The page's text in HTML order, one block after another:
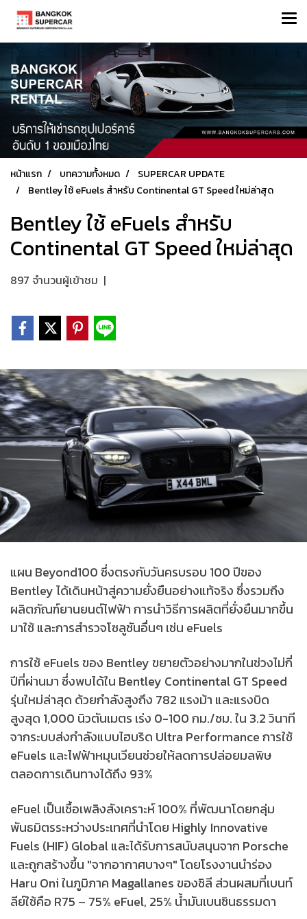
หน้าแรก บทความทั้งหมด
SUPERCAR UPDATE
Bentley ใช้ eFuels สำหรับ Continental GT Speed ​​ใหม่ล่าสุด
Bentley ใช้ eFuels สำหรับ
Continental GT Speed ​​ใหม่ล่าสุด
897 จำนวนผู้เข้าชม |
แผน Beyond100 ซึ่งตรงกับวันครบรอบ 100 ปีของ
Bentley ได้เดินหน้าสู่ความยั่งยืนอย่างแท้จริง ซึ่งรวมถึง
ผลิตภัณฑ์ยานยนต์ไฟฟ้า การนำวิธีการผลิตที่ยั่งยืนมากขึ้น
มาใช้ และการสำรวจโซลูชันอื่นๆ เช่น eFuels
การใช้ eFuels ของ Bentley ขยายตัวอย่างมากในช่วงไม่กี่
ปีที่ผ่านมา ซึ่งพบได้ใน Bentley Continental GT Speed ​​
รุ่นใหม่ล่าสุด ด้วยกำลังสูงถึง 782 แรงม้า และแรงบิด
สูงสุด 1,000 นิวตันเมตร เร่ง 0-100 กม./ชม. ใน 3.2 วินาที
จากระบบส่งกำลังแบบไฮบริด Ultra Performance การใช้
eFuels และไฟฟ้าหมุนเวียนช่วยให้ลดการปล่อยมลพิษ
ตลอดการเดินทางได้ถึง 93%
eFuel เป็นเชื้อเพลิงสังเคราะห์ 100% ที่พัฒนาโดยกลุ่ม
พันธมิตรระหว่างประเทศที่นำโดย Highly Innovative
Fuels (HIF) Global และได้รับการสนับสนุนจาก Porsche
และถูกสร้างขึ้น "จากอากาศบางๆ" โดยโรงงานนำร่อง
Haru Oni ​​ในภูมิภาค Magallanes ของชิลี ส่วนผสมที่เบนท์
ลีย์ใช้คือ R75 – 75% eFuel, 25% น้ำมันเบนซินธรรมดา